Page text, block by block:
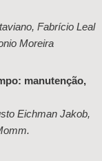
Fabrício Leal
Moreira
manutenção,
Eichman Jakob,